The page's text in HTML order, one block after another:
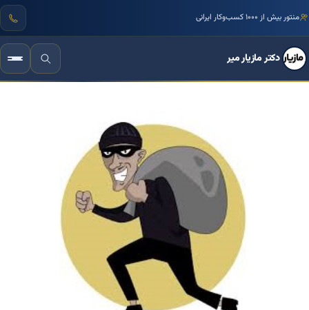
منتور بیش از ۱۰۰۰ کسب‌وکار ایرانی
دکتر مازیار میر